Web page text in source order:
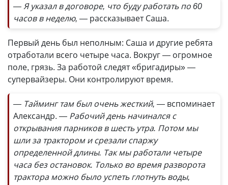
— Я указал в договоре, что буду работать по 60
часов в неделю, — рассказывает Саша.
Первый день был неполным: Саша и другие ребята
отработали всего четыре часа. Вокруг — огромное
поле, грязь. За работой следят «бригадиры» —
супервайзеры. Они контролируют время.
— Тайминг там был очень жесткий, — вспоминает
Александр. — Рабочий день начинался с
открывания парников в шесть утра. Потом мы
шли за трактором и срезали спаржу
определенной длины. Так мы работали четыре
часа без остановок. Только во время разворота
трактора можно было успеть глотнуть воды,